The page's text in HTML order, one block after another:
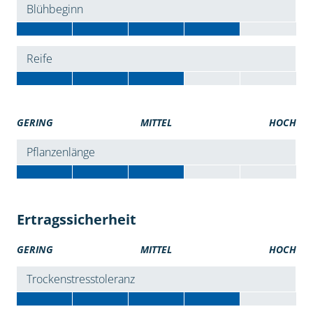
Blühbeginn
Reife
GERING MITTEL HOCH
Pflanzenlänge
Ertragssicherheit
GERING MITTEL HOCH
Trockenstresstoleranz